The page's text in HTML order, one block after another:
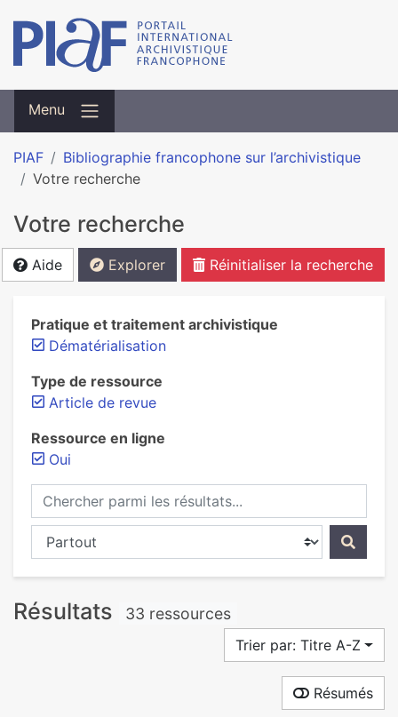
Menu
PIAF
Bibliographie francophone sur l’archivistique
Votre recherche
Votre recherche
Aide Explorer Réinitialiser la recherche
Pratique et traitement archivistique
Dématérialisation
Type de ressource
Article de revue
Ressource en ligne
Oui
Chercher parmi les résultats...
Chercher dans...
Résultats 33 ressources
Trier par: Titre A-Z
Résumés